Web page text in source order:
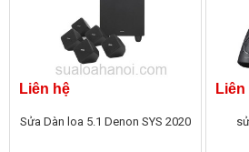
Liên hệ
Sửa Dàn loa 5.1 Denon SYS 2020
Liên